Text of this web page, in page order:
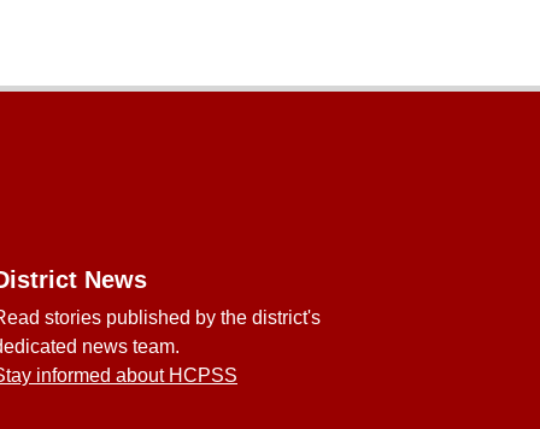
News
stories published by the district's
news team.
informed about HCPSS